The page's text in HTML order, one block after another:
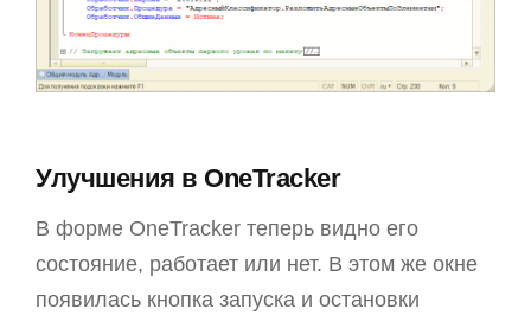
Улучшения в OneTracker
В форме OneTracker теперь видно его
состояние, работает или нет. В этом же окне
появилась кнопка запуска и остановки